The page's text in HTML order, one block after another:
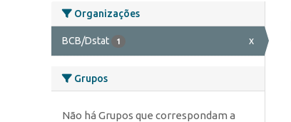
Organizações
BCB/Dstat 1 x
Grupos
Não há Grupos que correspondam a